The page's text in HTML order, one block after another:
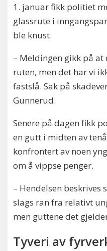
1. januar fikk politiet
glassrute i
ble knust.
– Meldingen gikk på
ruten, men det har vi
fastslå. Sak på
Gunnerud.
Senere på dagen fikk
en gutt i midten av
konfrontert av noen
om å vippse penger.
– Hendelsen beskrives
slags ran fra relativt
men guttene det
Tyveri av